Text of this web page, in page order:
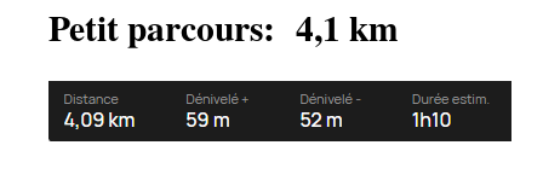
Petit parcours: 4,1 km